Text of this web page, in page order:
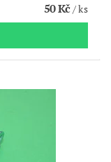
50 Kč/ ks